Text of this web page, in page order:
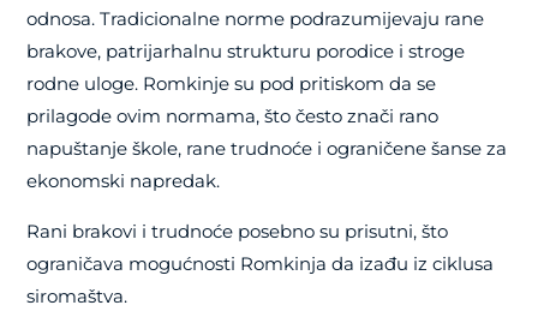
odnosa. Tradicionalne norme podrazumijevaju rane
brakove, patrijarhalnu strukturu porodice i stroge
rodne uloge. Romkinje su pod pritiskom da se
prilagode ovim normama, što često znači rano
napuštanje škole, rane trudnoće i ograničene šanse za
ekonomski napredak.
Rani brakovi i trudnoće posebno su prisutni, što
ograničava mogućnosti Romkinja da izađu iz ciklusa
siromaštva.